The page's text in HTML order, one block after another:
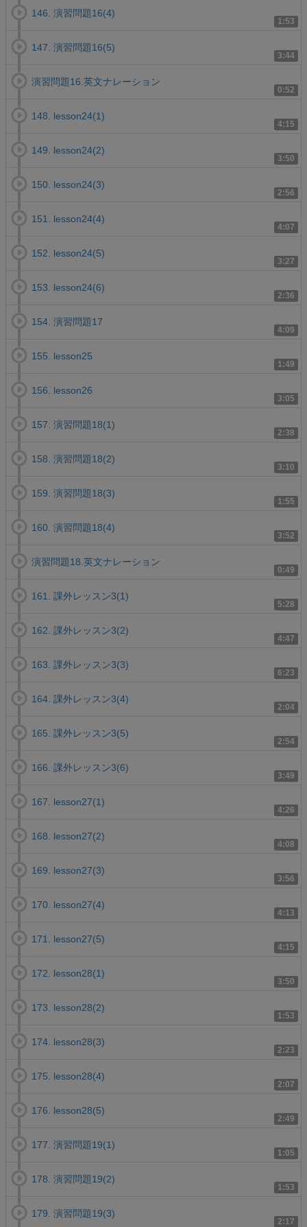
1:53
146. 演習問題16(4)
3:44
147. 演習問題16(5)
0:52
演習問題16.英文ナレーション
4:15
148. lesson24(1)
3:50
149. lesson24(2)
2:56
150. lesson24(3)
4:07
151. lesson24(4)
3:27
152. lesson24(5)
2:36
153. lesson24(6)
4:09
154. 演習問題17
1:49
155. lesson25
3:05
156. lesson26
2:38
157. 演習問題18(1)
3:10
158. 演習問題18(2)
1:55
159. 演習問題18(3)
3:52
160. 演習問題18(4)
0:49
演習問題18.英文ナレーション
5:28
161. 課外レッスン3(1)
4:47
162. 課外レッスン3(2)
6:23
163. 課外レッスン3(3)
2:04
164. 課外レッスン3(4)
2:54
165. 課外レッスン3(5)
3:49
166. 課外レッスン3(6)
4:26
167. lesson27(1)
4:08
168. lesson27(2)
3:56
169. lesson27(3)
4:13
170. lesson27(4)
4:15
171. lesson27(5)
3:50
172. lesson28(1)
1:53
173. lesson28(2)
2:23
174. lesson28(3)
2:07
175. lesson28(4)
2:49
176. lesson28(5)
1:05
177. 演習問題19(1)
1:53
178. 演習問題19(2)
2:17
179. 演習問題19(3)